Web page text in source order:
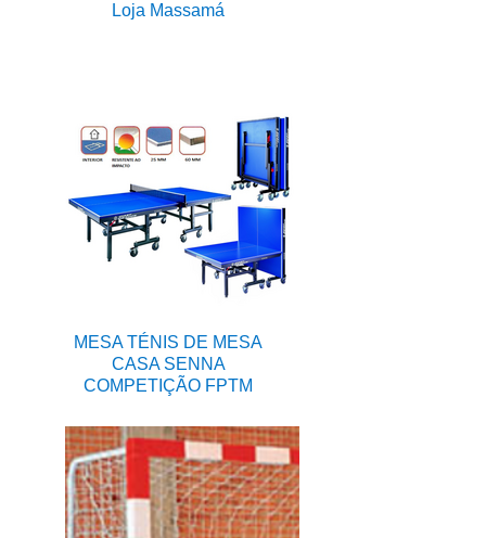
Loja Massamá
MESA TÉNIS DE MESA
CASA SENNA
COMPETIÇÃO FPTM